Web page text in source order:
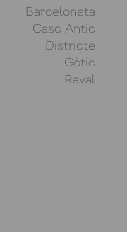
Barceloneta
Casc Antic
Districte
Gòtic
Raval